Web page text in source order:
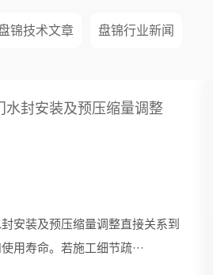
锦技术文章 盘锦行业新闻
水封安装及预压缩量调整
安装及预压缩量调整直接关系到
用寿命。若施工细节疏···